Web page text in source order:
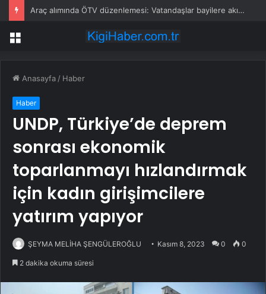
Araç alımında ÖTV düzenlemesi: Vatandaşlar bayilere akın etti
Menü
Anasayfa / Haber
Haber
UNDP, Türkiye’de deprem
sonrası ekonomik
toparlanmayı hızlandırmak
için kadın girişimcilere
yatırım yapıyor
ŞEYMA MELİHA ŞENGÜLEROĞLU Kasım 8, 2023 0 0
2 dakika okuma süresi